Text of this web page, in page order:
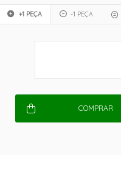
+1 PEÇA -1 PEÇA
COMPRAR